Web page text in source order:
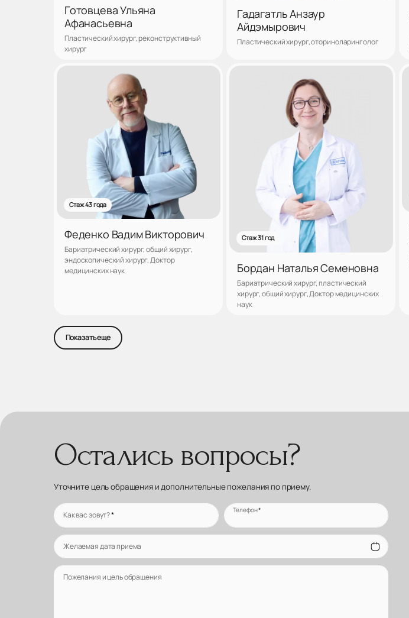
Готовцева Ульяна
Афанасьевна
Пластический хирург, реконструктивный
хирург
Гадагатль Анзаур
Айдэмырович
Пластический хирург, оториноларинголог
Стаж 43 года
Феденко Вадим Викторович
Бариатрический хирург, общий хирург,
эндоскопический хирург, Доктор
медицинских наук
Стаж 31 год
Бордан Наталья Семеновна
Бариатрический хирург, пластический
хирург, общий хирург, Доктор медицинских
наук
Показать еще
Остались вопросы?
Уточните цель обращения и дополнительные пожелания по приему.
Как вас зовут?* Телефон*
Желаемая дата приема
Пожелания и цель обращения